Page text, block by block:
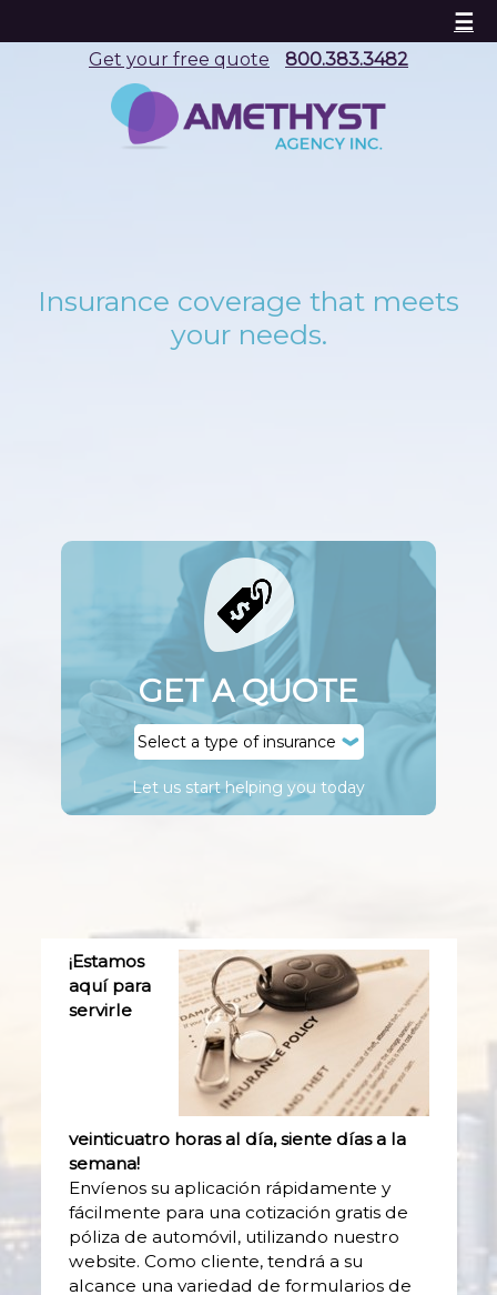
☰
Get your free quote 800.383.3482
Insurance coverage that meets
your needs.
GET A QUOTE
Let us start helping you today
¡Estamos
aquí para
servirle
veinticuatro horas al día, siente días a la
semana!
Envíenos su aplicación rápidamente y
fácilmente para una cotización gratis de
póliza de automóvil, utilizando nuestro
website. Como cliente, tendrá a su
alcance una variedad de formularios de